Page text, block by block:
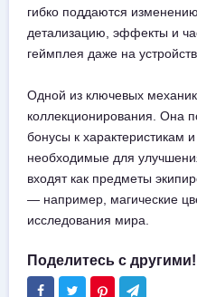
гибко поддаются
детализацию, эффекты и
геймплея даже на
Одной из ключевых
коллекционирования. Она
бонусы к характеристикам
необходимые для
входят как предметы
— например, магические
исследования мира.